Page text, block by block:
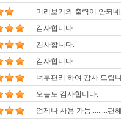
미리보기와 출력이 안되네
감사합니다
김사합니다.
감사합니다
너무편리 하여 감사 드립
오늘도 감사합니다.
언제나 사용 가능.........편